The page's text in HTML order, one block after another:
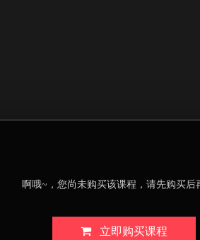
啊哦~，您尚未购买该课程，请先购买后
立即购买课程